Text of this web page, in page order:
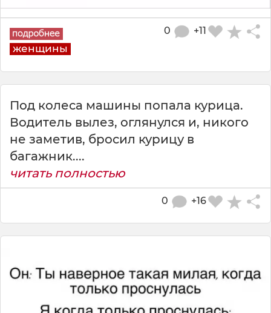
женщины
+11
0
Под колеса машины попала курица.
Водитель вылез, оглянулся и, никого
не заметив, бросил курицу в
багажник....
читать полностью
+16
0